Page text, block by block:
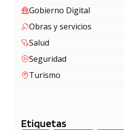
Gobierno Digital
Obras y servicios
Salud
Seguridad
Turismo
Etiquetas